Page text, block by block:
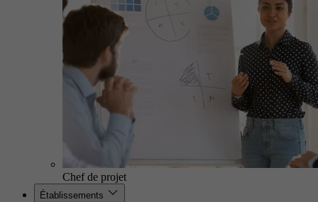
Chef de projet
Établissements